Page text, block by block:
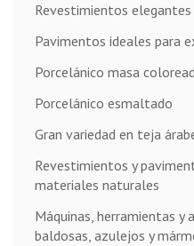
Revestimientos elegantes
Pavimentos ideales para
Porcelánico masa
Porcelánico esmaltado
Gran variedad en teja
Revestimientos y
materiales naturales
Máquinas, herramientas y
baldosas, azulejos y